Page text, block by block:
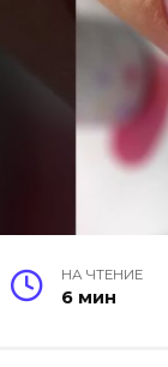
НА ЧТЕНИЕ
6 мин